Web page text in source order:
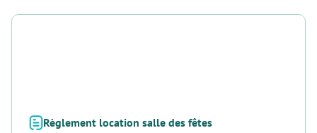
Règlement location salle des fêtes